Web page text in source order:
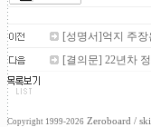
[성명서]억지 주
[결의문] 22년차
Copyright 1999-2026 Zeroboard /